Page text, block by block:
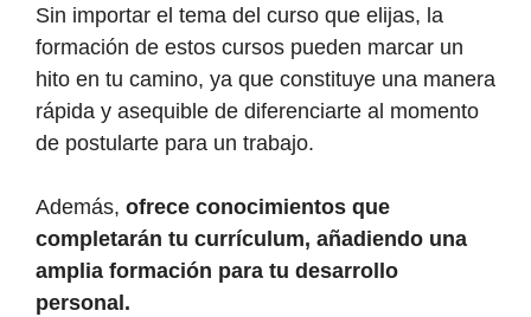
Sin importar el tema del curso que elijas, la
formación de estos cursos pueden marcar un
hito en tu camino, ya que constituye una manera
rápida y asequible de diferenciarte al momento
de postularte para un trabajo.
Además, ofrece conocimientos que
completarán tu currículum, añadiendo una
amplia formación para tu desarrollo
personal.